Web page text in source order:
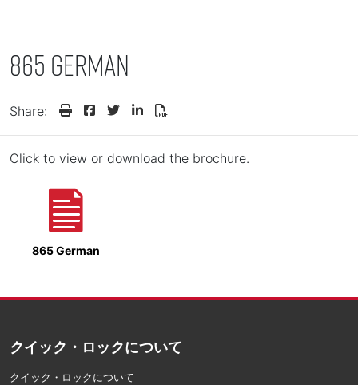
865 German
Share:
Click to view or download the brochure.
865 German
クイック・ロックについて
クイック・ロックについて